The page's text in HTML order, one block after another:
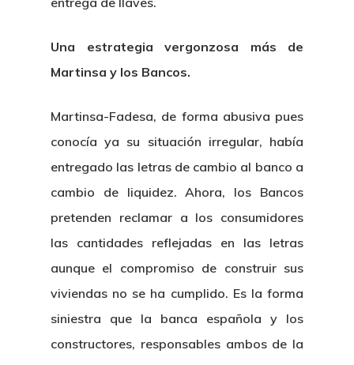
Una estrategia vergonzosa más de
Martinsa y los Bancos.
Martinsa-Fadesa, de forma abusiva pues
conocía ya su situación irregular, había
entregado las letras de cambio al banco a
cambio de liquidez. Ahora, los Bancos
pretenden reclamar a los consumidores
las cantidades reflejadas en las letras
aunque el compromiso de construir sus
viviendas no se ha cumplido. Es la forma
siniestra que la banca española y los
constructores, responsables ambos de la